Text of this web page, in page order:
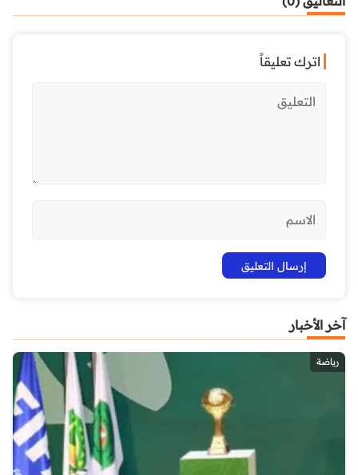
اترك تعليقاً
آخر الأخبار
رياضة